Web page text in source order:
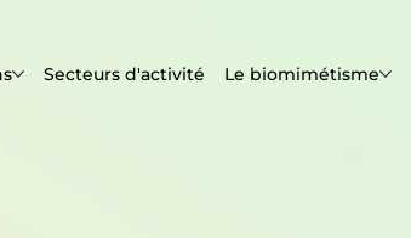
Secteurs d'activité Le biomimétisme